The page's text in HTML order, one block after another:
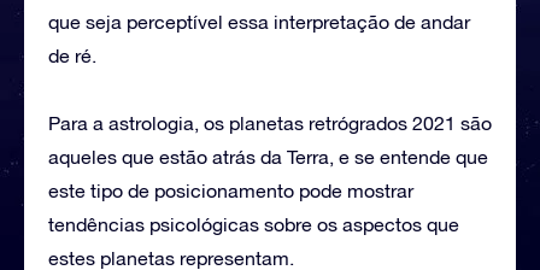
que seja perceptível essa interpretação de andar
de ré.
Para a astrologia, os planetas retrógrados 2021 são
aqueles que estão atrás da Terra, e se entende que
este tipo de posicionamento pode mostrar
tendências psicológicas sobre os aspectos que
estes planetas representam.